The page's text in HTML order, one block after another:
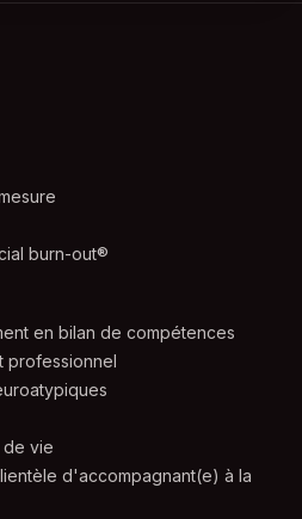
burn-out®
en bilan de compétences
professionnel
vie
d'accompagnant(e) à la